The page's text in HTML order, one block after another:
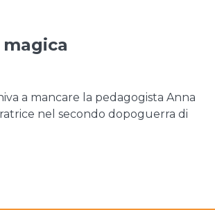
a mancare la pedagogista Anna
nel secondo dopoguerra di